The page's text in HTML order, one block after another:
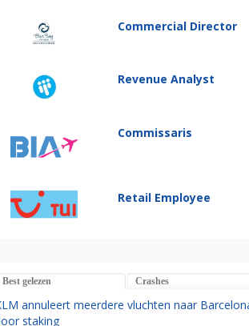
Commercial Director
Revenue Analyst
Commissaris
Retail Employee
Best gelezen Crashes
annuleert meerdere vluchten naar
staking